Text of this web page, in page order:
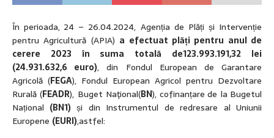
În perioada, 24 – 26.04.2024, Agenția de Plăți și Intervenție
pentru Agricultură (APIA) a efectuat plăți pentru anul de
cerere 2023 în suma totală de123.993.191,32 lei
(24.931.632,6 euro), din Fondul European de Garantare
Agricolă (FEGA), Fondul European Agricol pentru Dezvoltare
Rurală (FEADR), Buget Naţional(BN), cofinanțare de la Bugetul
Național (BN1) și din Instrumentul de redresare al Uniunii
Europene (EURI),astfel: